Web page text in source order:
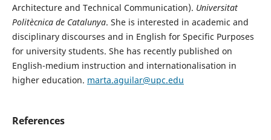
Architecture and Technical Communication). Universitat
Politècnica de Catalunya. She is interested in academic and
disciplinary discourses and in English for Specific Purposes
for university students. She has recently published on
English-medium instruction and internationalisation in
higher education. marta.aguilar@upc.edu
References